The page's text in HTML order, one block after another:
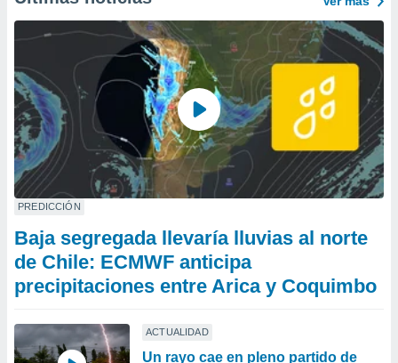
PREDICCIÓN
Baja segregada llevaría lluvias al norte
de Chile: ECMWF anticipa
precipitaciones entre Arica y Coquimbo
ACTUALIDAD
Un rayo cae en pleno partido de